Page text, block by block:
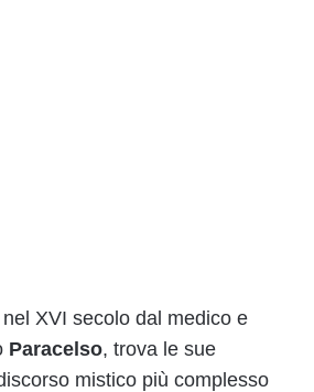
XVI secolo dal medico e
Paracelso, trova le sue
mistico più complesso